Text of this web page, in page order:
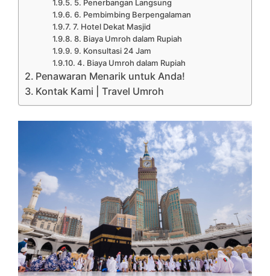
5. Penerbangan Langsung
6. Pembimbing Berpengalaman
7. Hotel Dekat Masjid
8. Biaya Umroh dalam Rupiah
9. Konsultasi 24 Jam
4. Biaya Umroh dalam Rupiah
Penawaran Menarik untuk Anda!
Kontak Kami | Travel Umroh